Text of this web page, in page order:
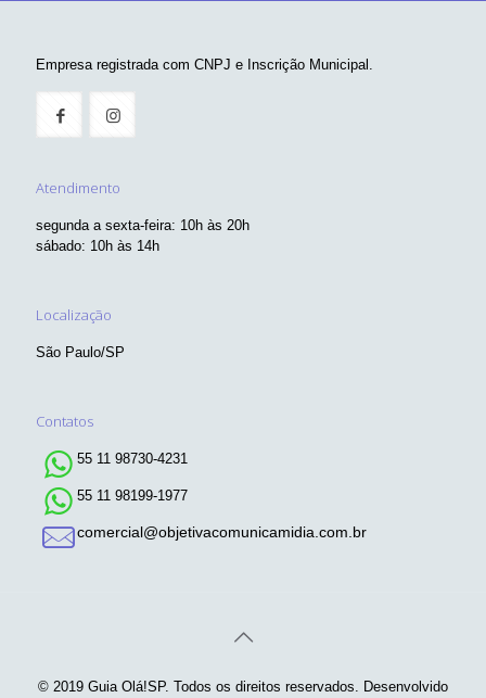
Empresa registrada com CNPJ e Inscrição Municipal.
Atendimento
segunda a sexta-feira: 10h às 20h
sábado: 10h às 14h
Localização
São Paulo/SP
Contatos
55 11 98730-4231
55 11 98199-1977
comercial@objetivacomunicamidia.com.br
© 2019 Guia Olá!SP. Todos os direitos reservados. Desenvolvido